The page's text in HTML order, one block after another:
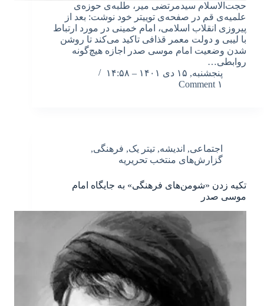
حجت‌الاسلام سیدمرتضی میر، طلبه‌ی حوزه‌ی
علمیه‌ی قم در صفحه‌ی توییتر خود نوشت: بعد از
پیروزی انقلاب اسلامی، ‎امام خمینی در مورد ارتباط
با لیبی و دولت معمر قذافی تاکید می‌کند تا روشن
شدن وضعیت ‎امام موسی صدر اجازه هیچ‌گونه
روابطی…
پنجشنبه, ۱۵ دی ۱۴۰۱ – ۱۴:۵۸
۱ Comment
اجتماعی, اندیشه, تیتر یک, فرهنگی,
گزارش‌های منتخب تحریریه
تکیه زدن «شومن‌های فرهنگی» به جایگاه امام
موسی صدر